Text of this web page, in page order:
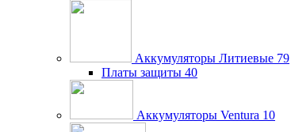
Аккумуляторы Литиевые 79
Платы защиты 40
Аккумуляторы Ventura 10